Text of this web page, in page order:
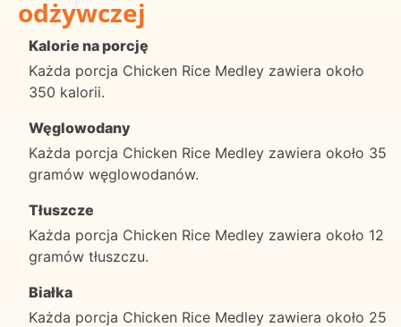
odżywczej
Kalorie na porcję
Każda porcja Chicken Rice Medley zawiera około
350 kalorii.
Węglowodany
Każda porcja Chicken Rice Medley zawiera około 35
gramów węglowodanów.
Tłuszcze
Każda porcja Chicken Rice Medley zawiera około 12
gramów tłuszczu.
Białka
Każda porcja Chicken Rice Medley zawiera około 25